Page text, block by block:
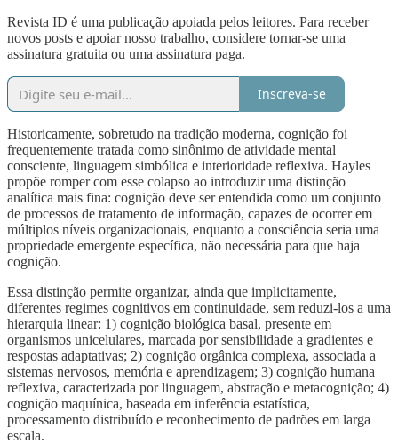
Revista ID é uma publicação apoiada pelos leitores. Para receber
novos posts e apoiar nosso trabalho, considere tornar-se uma
assinatura gratuita ou uma assinatura paga.
Inscreva-se
Historicamente, sobretudo na tradição moderna, cognição foi
frequentemente tratada como sinônimo de atividade mental
consciente, linguagem simbólica e interioridade reflexiva. Hayles
propõe romper com esse colapso ao introduzir uma distinção
analítica mais fina: cognição deve ser entendida como um conjunto
de processos de tratamento de informação, capazes de ocorrer em
múltiplos níveis organizacionais, enquanto a consciência seria uma
propriedade emergente específica, não necessária para que haja
cognição.
Essa distinção permite organizar, ainda que implicitamente,
diferentes regimes cognitivos em continuidade, sem reduzi-los a uma
hierarquia linear: 1) cognição biológica basal, presente em
organismos unicelulares, marcada por sensibilidade a gradientes e
respostas adaptativas; 2) cognição orgânica complexa, associada a
sistemas nervosos, memória e aprendizagem; 3) cognição humana
reflexiva, caracterizada por linguagem, abstração e metacognição; 4)
cognição maquínica, baseada em inferência estatística,
processamento distribuído e reconhecimento de padrões em larga
escala.